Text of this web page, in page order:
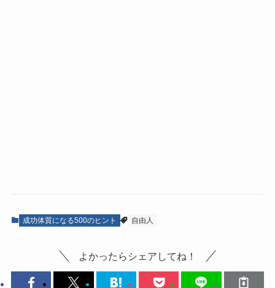
成功体質になる500のヒント 自由人
よかったらシェアしてね！